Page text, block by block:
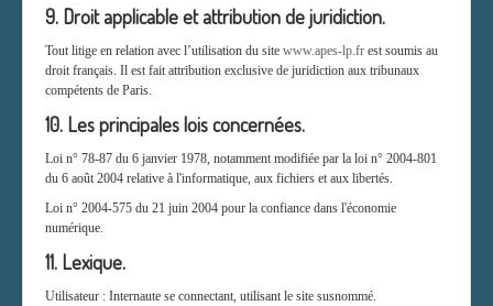
9. Droit applicable et attribution de juridiction.
Tout litige en relation avec l’utilisation du site www.apes-lp.fr est soumis au
droit français. Il est fait attribution exclusive de juridiction aux tribunaux
compétents de Paris.
10. Les principales lois concernées.
Loi n° 78-87 du 6 janvier 1978, notamment modifiée par la loi n° 2004-801
du 6 août 2004 relative à l'informatique, aux fichiers et aux libertés.
Loi n° 2004-575 du 21 juin 2004 pour la confiance dans l'économie
numérique.
11. Lexique.
Utilisateur : Internaute se connectant, utilisant le site susnommé.